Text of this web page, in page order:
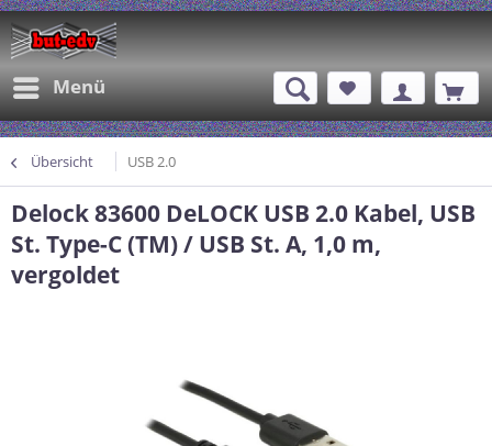
Menü
Übersicht USB 2.0
Delock 83600 DeLOCK USB 2.0 Kabel, USB
St. Type-C (TM) / USB St. A, 1,0 m,
vergoldet